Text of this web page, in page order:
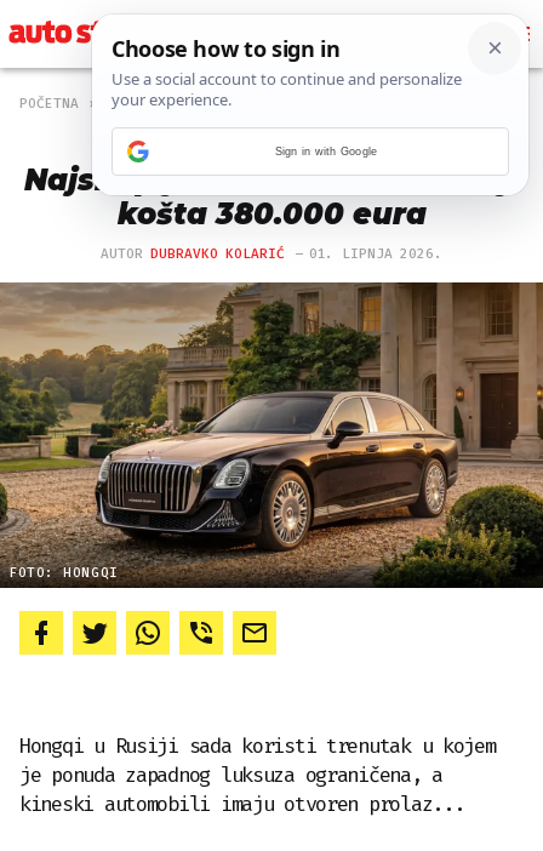
POČETNA NOVOSTI
Ne treba im Maybach:
Najskuplji kineski auto u Rusiji
košta 380.000 eura
AUTORDUBRAVKO KOLARIĆ 01. LIPNJA 2026.
FOTO: HONGQI
Hongqi u Rusiji sada koristi trenutak u kojem
je ponuda zapadnog luksuza ograničena, a
kineski automobili imaju otvoren prolaz...
Sign in with Google